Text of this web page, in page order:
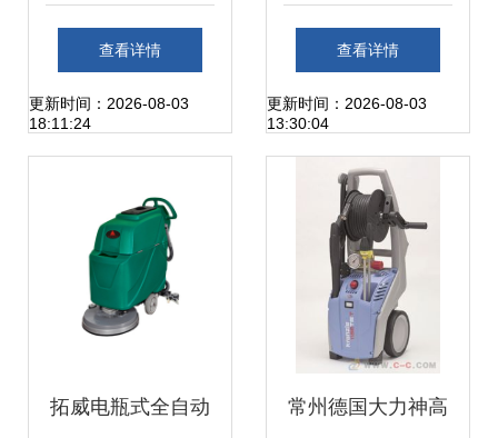
飞毛真苦恼 浦瑞克
n8plus宠物款扫地
查看详情
更新时间：2026-08-03
18:11:24
吗？一文读懂如何
挑选优质洗扫一体
机
查看详情
更新时间：2026-08-03
13:30:04
拓威电瓶式全自动 常州德国大力神高